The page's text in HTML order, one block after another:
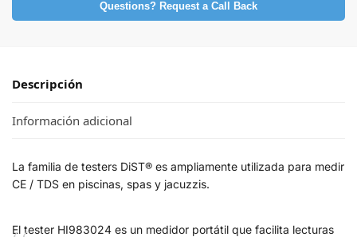
Questions? Request a Call Back
Descripción
Información adicional
La familia de testers DiST® es ampliamente utilizada para medir
CE / TDS en piscinas, spas y jacuzzis.
El tester HI983024 es un medidor portátil que facilita lecturas